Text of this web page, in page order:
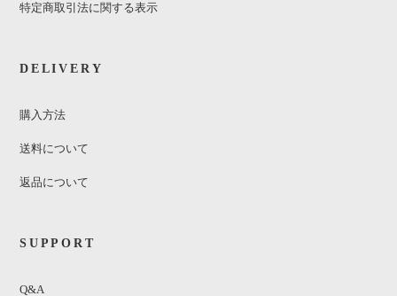
特定商取引法に関する表示
DELIVERY
購入方法
送料について
返品について
SUPPORT
Q&A